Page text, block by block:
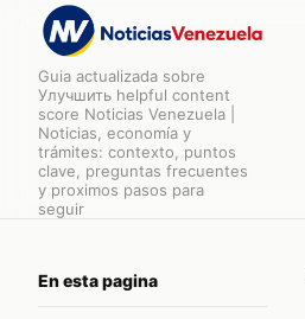
Guia actualizada sobre
Улучшить helpful content
score Noticias Venezuela |
Noticias, economía y
trámites: contexto, puntos
clave, preguntas frecuentes
y proximos pasos para
seguir
En esta pagina